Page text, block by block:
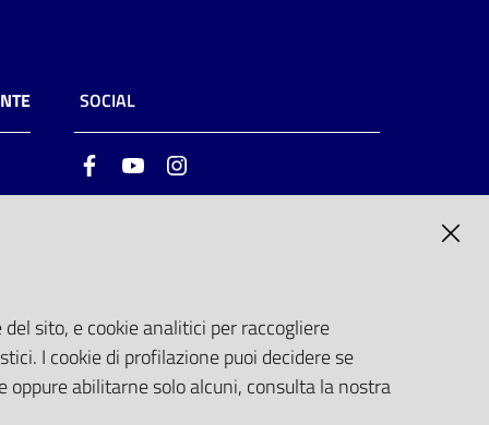
SOCIAL
FacebookYoutube
sito, e cookie analitici per raccogliere
I cookie di profilazione puoi decidere se
oppure abilitarne solo alcuni, consulta la nostra